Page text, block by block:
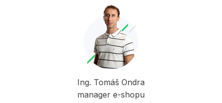
Ing. Tomáš Ondra
manager e-shopu